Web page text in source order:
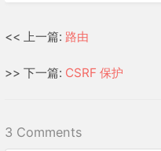
<< 上一篇: 路由
>> 下一篇: CSRF 保护
3 Comments